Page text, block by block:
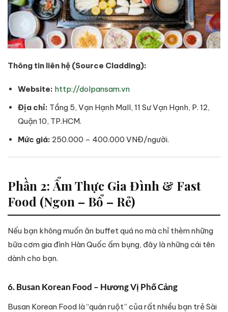
Thông tin liên hệ (Source Cladding):
Website: http://dolpansam.vn
Địa chỉ: Tầng 5, Vạn Hạnh Mall, 11 Sư Vạn Hạnh, P. 12,
Quận 10, TP.HCM.
Mức giá: 250.000 – 400.000 VNĐ/người.
Phần 2: Ẩm Thực Gia Đình & Fast
Food (Ngon – Bổ – Rẻ)
Nếu bạn không muốn ăn buffet quá no mà chỉ thèm những
bữa cơm gia đình Hàn Quốc ấm bụng, đây là những cái tên
dành cho bạn.
6. Busan Korean Food – Hương Vị Phố Cảng
Busan Korean Food là “quán ruột” của rất nhiều bạn trẻ Sài